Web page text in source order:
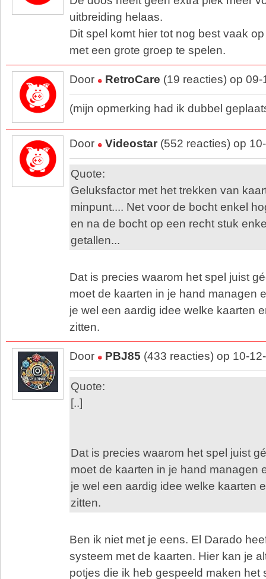
uitbreiding helaas.
Dit spel komt hier tot nog best vaak
met een grote groep te spelen.
Door RetroCare (19 reacties) op
(mijn opmerking had ik dubbel
Door Videostar (552 reacties) op
Quote:
Geluksfactor met het trekken van
minpunt.... Net voor de bocht enkel
en na de bocht op een recht stuk
getallen...
Dat is precies waarom het spel juist
moet de kaarten in je hand managen
je wel een aardig idee welke kaarten
zitten.
Door PBJ85 (433 reacties) op 10-
Quote:
[..]
Dat is precies waarom het spel juist
moet de kaarten in je hand managen
je wel een aardig idee welke kaarten
zitten.
Ben ik niet met je eens. El Darado
systeem met de kaarten. Hier kan je
potjes die ik heb gespeeld maken het